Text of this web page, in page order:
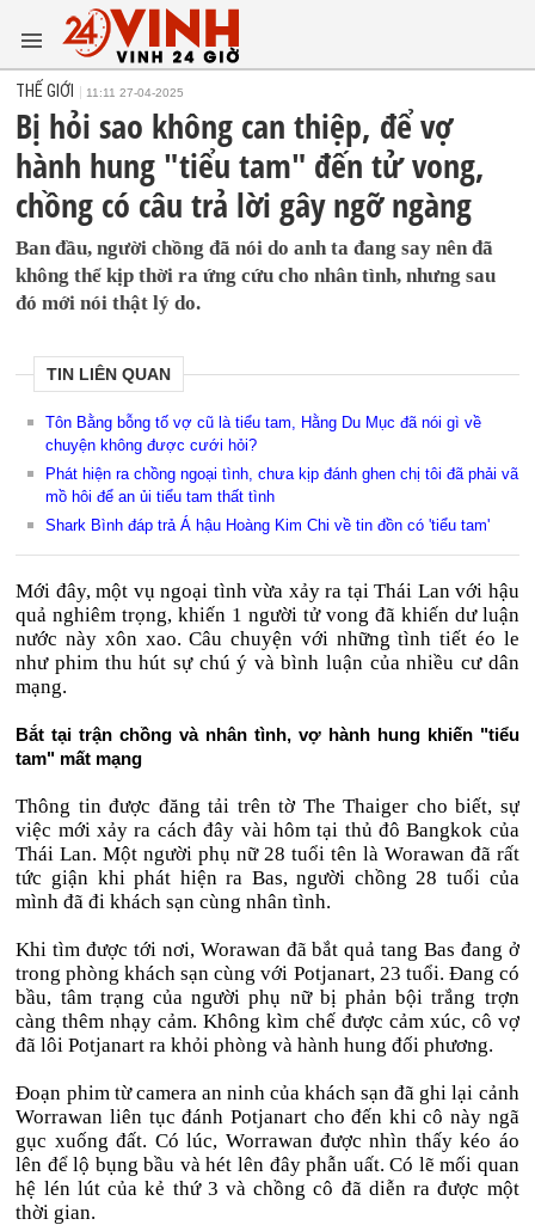
THẾ GIỚI 11:11 27-04-2025
Bị hỏi sao không can thiệp, để vợ
hành hung "tiểu tam" đến tử vong,
chồng có câu trả lời gây ngỡ ngàng
Ban đầu, người chồng đã nói do anh ta đang say nên đã
không thể kịp thời ra ứng cứu cho nhân tình, nhưng sau
đó mới nói thật lý do.
TIN LIÊN QUAN
Tôn Bằng bỗng tố vợ cũ là tiểu tam, Hằng Du Mục đã nói gì về
chuyện không được cưới hỏi?
Phát hiện ra chồng ngoại tình, chưa kịp đánh ghen chị tôi đã phải vã
mồ hôi để an ủi tiểu tam thất tình
Shark Bình đáp trả Á hậu Hoàng Kim Chi về tin đồn có 'tiểu tam'
Mới đây, một vụ ngoại tình vừa xảy ra tại Thái Lan với hậu
quả nghiêm trọng, khiến 1 người tử vong đã khiến dư luận
nước này xôn xao. Câu chuyện với những tình tiết éo le
như phim thu hút sự chú ý và bình luận của nhiều cư dân
mạng.
Bắt tại trận chồng và nhân tình, vợ hành hung khiến "tiểu
tam" mất mạng
Thông tin được đăng tải trên tờ The Thaiger cho biết, sự
việc mới xảy ra cách đây vài hôm tại thủ đô Bangkok của
Thái Lan. Một người phụ nữ 28 tuổi tên là Worawan đã rất
tức giận khi phát hiện ra Bas, người chồng 28 tuổi của
mình đã đi khách sạn cùng nhân tình.
Khi tìm được tới nơi, Worawan đã bắt quả tang Bas đang ở
trong phòng khách sạn cùng với Potjanart, 23 tuổi. Đang có
bầu, tâm trạng của người phụ nữ bị phản bội trắng trợn
càng thêm nhạy cảm. Không kìm chế được cảm xúc, cô vợ
đã lôi Potjanart ra khỏi phòng và hành hung đối phương.
Đoạn phim từ camera an ninh của khách sạn đã ghi lại cảnh
Worrawan liên tục đánh Potjanart cho đến khi cô này ngã
gục xuống đất. Có lúc, Worrawan được nhìn thấy kéo áo
lên để lộ bụng bầu và hét lên đây phẫn uất. Có lẽ mối quan
hệ lén lút của kẻ thứ 3 và chồng cô đã diễn ra được một
thời gian.